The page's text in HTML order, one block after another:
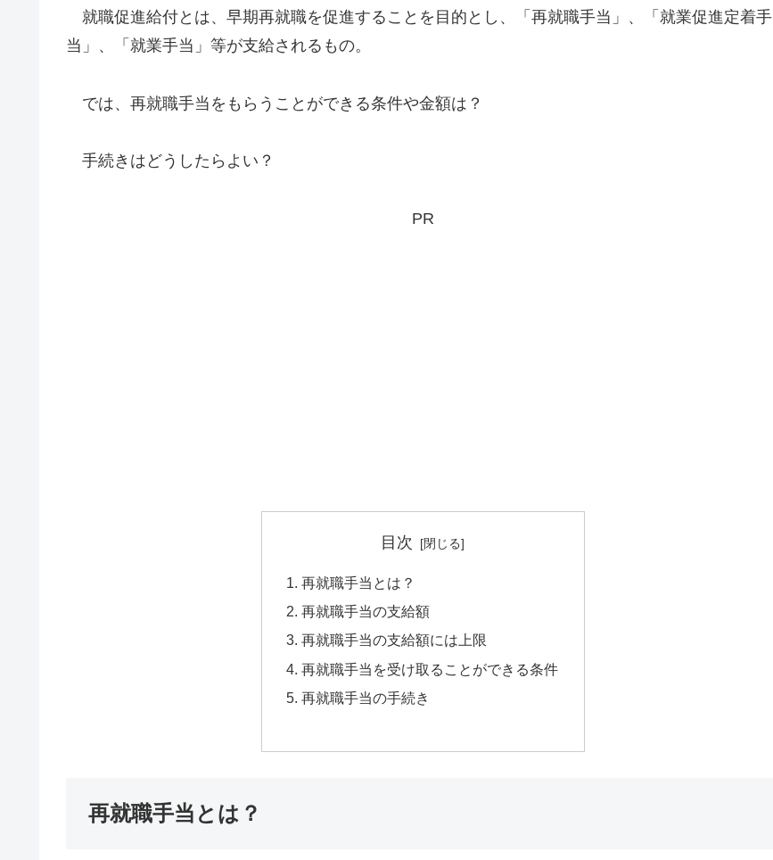
就職促進給付とは、早期再就職を促進することを目的とし、「再就職手当」、「就業促進定着手
当」、「就業手当」等が支給されるもの。
では、再就職手当をもらうことができる条件や金額は？
手続きはどうしたらよい？
PR
目次
再就職手当とは？
再就職手当の支給額
再就職手当の支給額には上限
再就職手当を受け取ることができる条件
再就職手当の手続き
再就職手当とは？